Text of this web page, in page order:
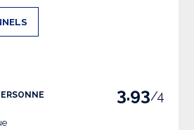
3.93/4